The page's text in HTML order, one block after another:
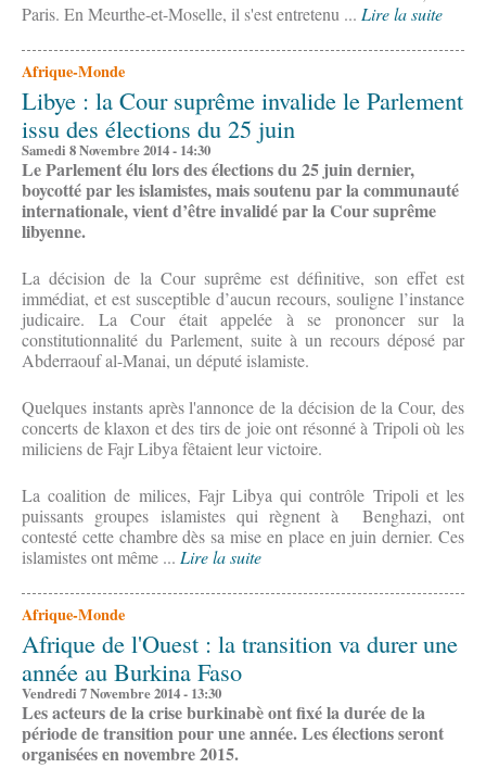
Paris. En Meurthe-et-Moselle, il s'est entretenu ... Lire la suite
Afrique-Monde
Libye : la Cour suprême invalide le Parlement
issu des élections du 25 juin
Samedi 8 Novembre 2014 - 14:30
Le Parlement élu lors des élections du 25 juin dernier,
boycotté par les islamistes, mais soutenu par la communauté
internationale, vient d’être invalidé par la Cour suprême
libyenne.
La décision de la Cour suprême est définitive, son effet est
immédiat, et est susceptible d’aucun recours, souligne l’instance
judicaire. La Cour était appelée à se prononcer sur la
constitutionnalité du Parlement, suite à un recours déposé par
Abderraouf al-Manai, un député islamiste.
Quelques instants après l'annonce de la décision de la Cour, des
concerts de klaxon et des tirs de joie ont résonné à Tripoli où les
miliciens de Fajr Libya fêtaient leur victoire.
La coalition de milices, Fajr Libya qui contrôle Tripoli et les
puissants groupes islamistes qui règnent à Benghazi, ont
contesté cette chambre dès sa mise en place en juin dernier. Ces
islamistes ont même ... Lire la suite
Afrique-Monde
Afrique de l'Ouest : la transition va durer une
année au Burkina Faso
Vendredi 7 Novembre 2014 - 13:30
Les acteurs de la crise burkinabè ont fixé la durée de la
période de transition pour une année. Les élections seront
organisées en novembre 2015.